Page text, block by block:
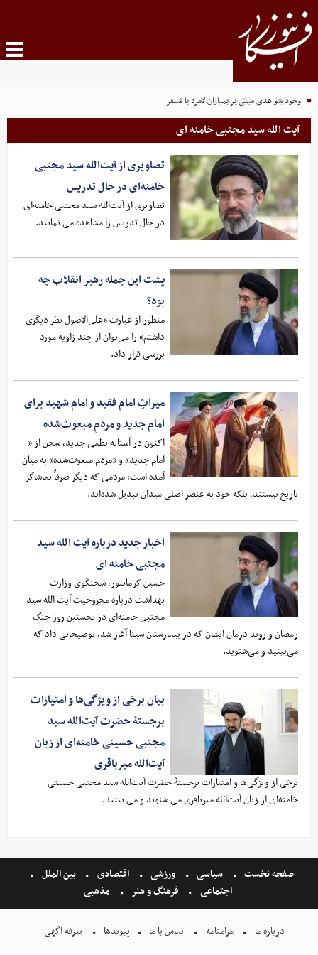
پدر لیونل مسی درگذشت
وجود شواهدی مبنی بر بمباران لامرد با فسفر
آیت الله سید مجتبی خامنه ای
تصاویری از آیت‌الله سید مجتبی
خامنه‌ای در حال تدریس
تصاویری از آیت‌الله سید مجتبی خامنه‌ای
در حال تدریس را مشاهده می نمایید.
پشت این جمله رهبر انقلاب چه
بود؟
منظور از عبارت «علی‌الاصول نظر دیگری
داشتم» را می‌توان از چند زاویه مورد
بررسی قرار داد.
میراثِ امام فقید و امام شهید برای
امام جدید و مردمِ مبعوث‌شده
اکنون در آستانه نظمی جدید، سخن از «
امام جدید» و «مردم مبعوث‌شده» به میان
آمده است؛ مردمی که دیگر صرفاً تماشاگر
تاریخ نیستند، بلکه خود به عنصر اصلی میدان تبدیل شده‌اند.
اخبار جدید درباره آیت الله سید
مجتبی خامنه ای
حسین کرمانپور، سخنگوی وزارت
بهداشت درباره مجروحیت آیت الله سید
مجتبی خامنه‌ای در نخستین روز جنگ
رمضان و روند درمان ایشان که در بیمارستان سینا آغاز شد، توضیحاتی داد که
می‌بینید و می‌شنوید.
بیان برخی از ویژگی‌ها و امتیازات
برجستهٔ حضرت آیت‌الله سید
مجتبی حسینی خامنه‌ای از زبان
آیت‌الله میرباقری
برخی از ویژگی‌ها و امتیازات برجستهٔ حضرت آیت‌الله سید مجتبی حسینی
خامنه‌ای از زبان آیت‌الله میرباقری می شنوید و می بینید.
صفحه نخست سیاسی ورزشی اقتصادی
بین الملل
اجتماعی
فرهنگ و هنر مذهبی
درباره ما مرامنامه تماس با ما پیوندها تعرفه اگهی